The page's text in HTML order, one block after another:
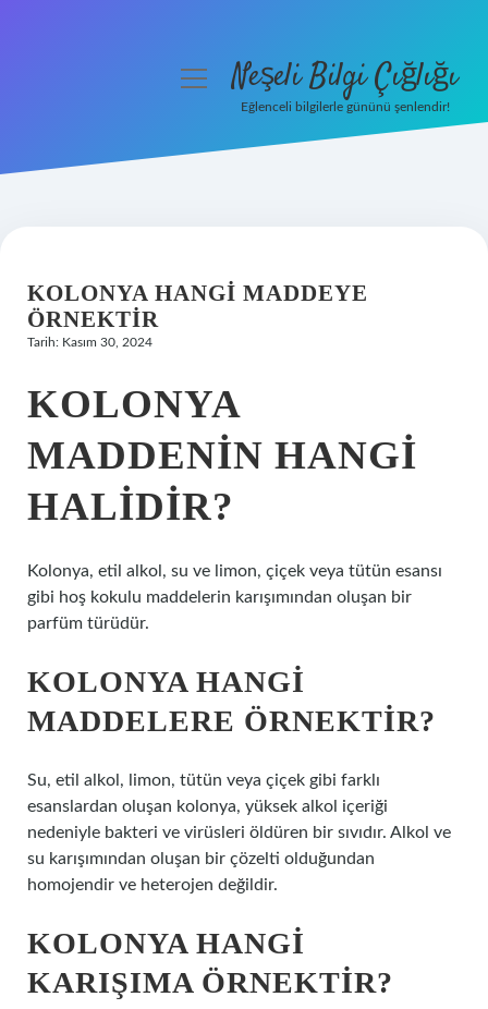
Hakkımızda
menüyüNeşeli Bilgi Çığlığı
Eğlenceli bilgilerle gününü şenlendir!
KOLONYA HANGI MADDEYE
ÖRNEKTIR
Tarih: Kasım 30, 2024
KOLONYA
MADDENIN HANGI
HALIDIR?
Kolonya, etil alkol, su ve limon, çiçek veya tütün esansı
gibi hoş kokulu maddelerin karışımından oluşan bir
parfüm türüdür.
KOLONYA HANGI
MADDELERE ÖRNEKTIR?
Su, etil alkol, limon, tütün veya çiçek gibi farklı
esanslardan oluşan kolonya, yüksek alkol içeriği
nedeniyle bakteri ve virüsleri öldüren bir sıvıdır. Alkol ve
su karışımından oluşan bir çözelti olduğundan
homojendir ve heterojen değildir.
KOLONYA HANGI
KARIŞIMA ÖRNEKTIR?